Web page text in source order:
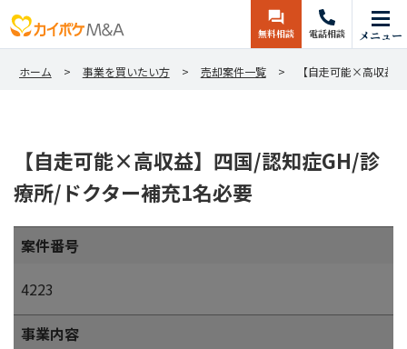
無料相談 電話相談 メニュー
ホーム 事業を買いたい方 売却案件一覧 【自走可能×高収益
【自走可能×高収益】四国/認知症GH/診
療所/ドクター補充1名必要
案件番号
4223
事業内容